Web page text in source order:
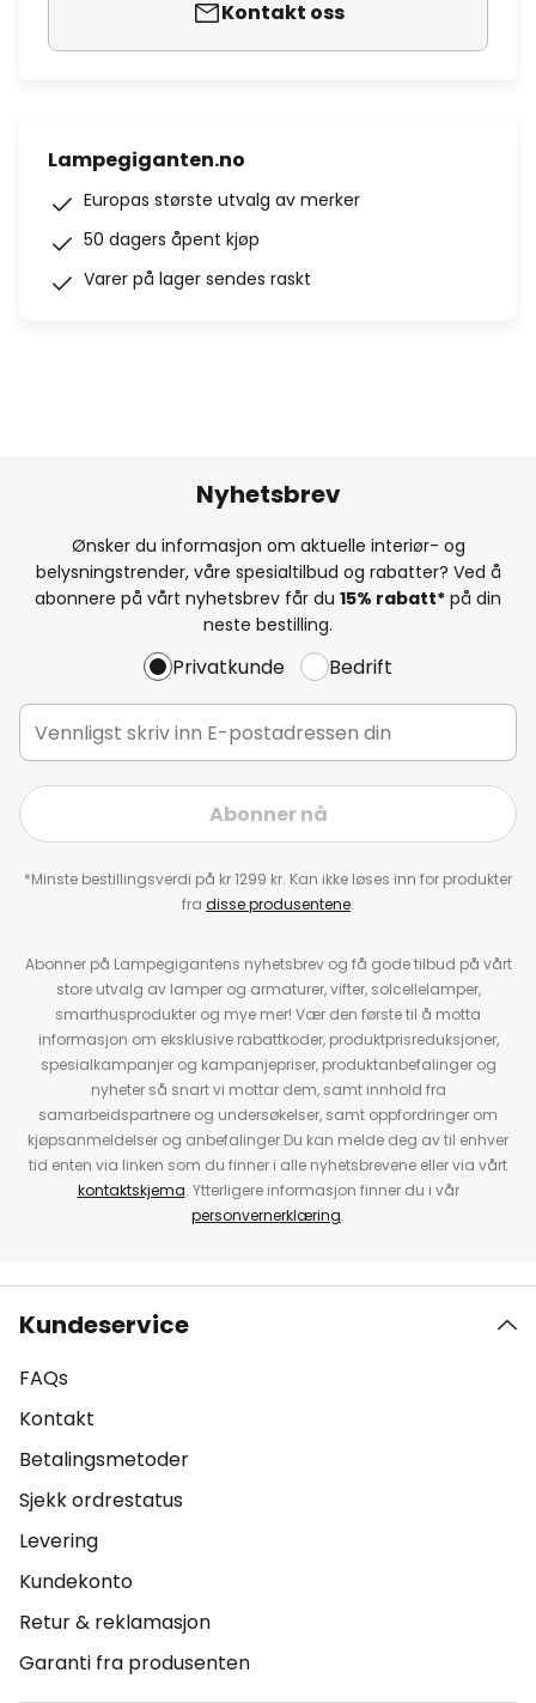
Kontakt oss
Lampegiganten.no
Europas største utvalg av merker
50 dagers åpent kjøp
Varer på lager sendes raskt
Nyhetsbrev
Ønsker du informasjon om aktuelle interiør- og
belysningstrender, våre spesialtilbud og rabatter? Ved å
abonnere på vårt nyhetsbrev får du 15% rabatt* på din
neste bestilling.
Privatkunde Bedrift
Abonner nå
*Minste bestillingsverdi på kr 1299 kr. Kan ikke løses inn for produkter
fra disse produsentene.
Abonner på Lampegigantens nyhetsbrev og få gode tilbud på vårt
store utvalg av lamper og armaturer, vifter, solcellelamper,
smarthusprodukter og mye mer! Vær den første til å motta
informasjon om eksklusive rabattkoder, produktprisreduksjoner,
spesialkampanjer og kampanjepriser, produktanbefalinger og
nyheter så snart vi mottar dem, samt innhold fra
samarbeidspartnere og undersøkelser, samt oppfordringer om
kjøpsanmeldelser og anbefalinger.Du kan melde deg av til enhver
tid enten via linken som du finner i alle nyhetsbrevene eller via vårt
kontaktskjema. Ytterligere informasjon finner du i vår
personvernerklæring.
Kundeservice
FAQs
Kontakt
Betalingsmetoder
Sjekk ordrestatus
Levering
Kundekonto
Retur & reklamasjon
Garanti fra produsenten